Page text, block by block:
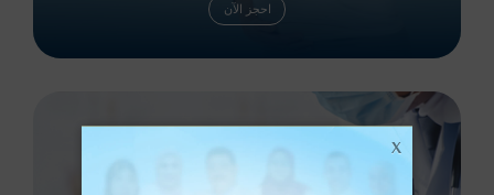
احجز الآن
X